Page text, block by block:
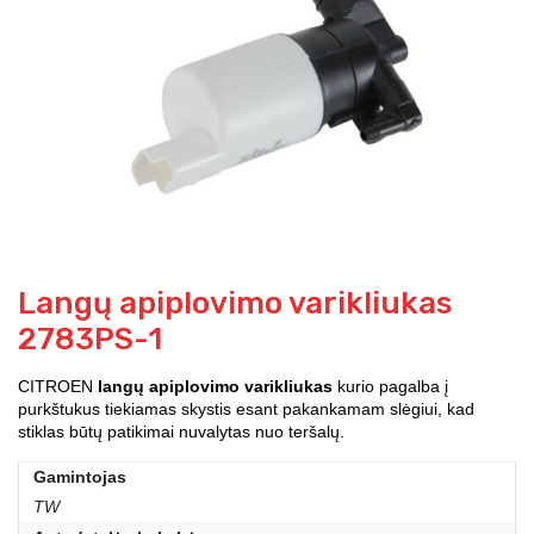
Langų apiplovimo varikliukas
2783PS-1
CITROEN langų apiplovimo varikliukas kurio pagalba į
purkštukus tiekiamas skystis esant pakankamam slėgiui, kad
stiklas būtų patikimai nuvalytas nuo teršalų.
Gamintojas
TW